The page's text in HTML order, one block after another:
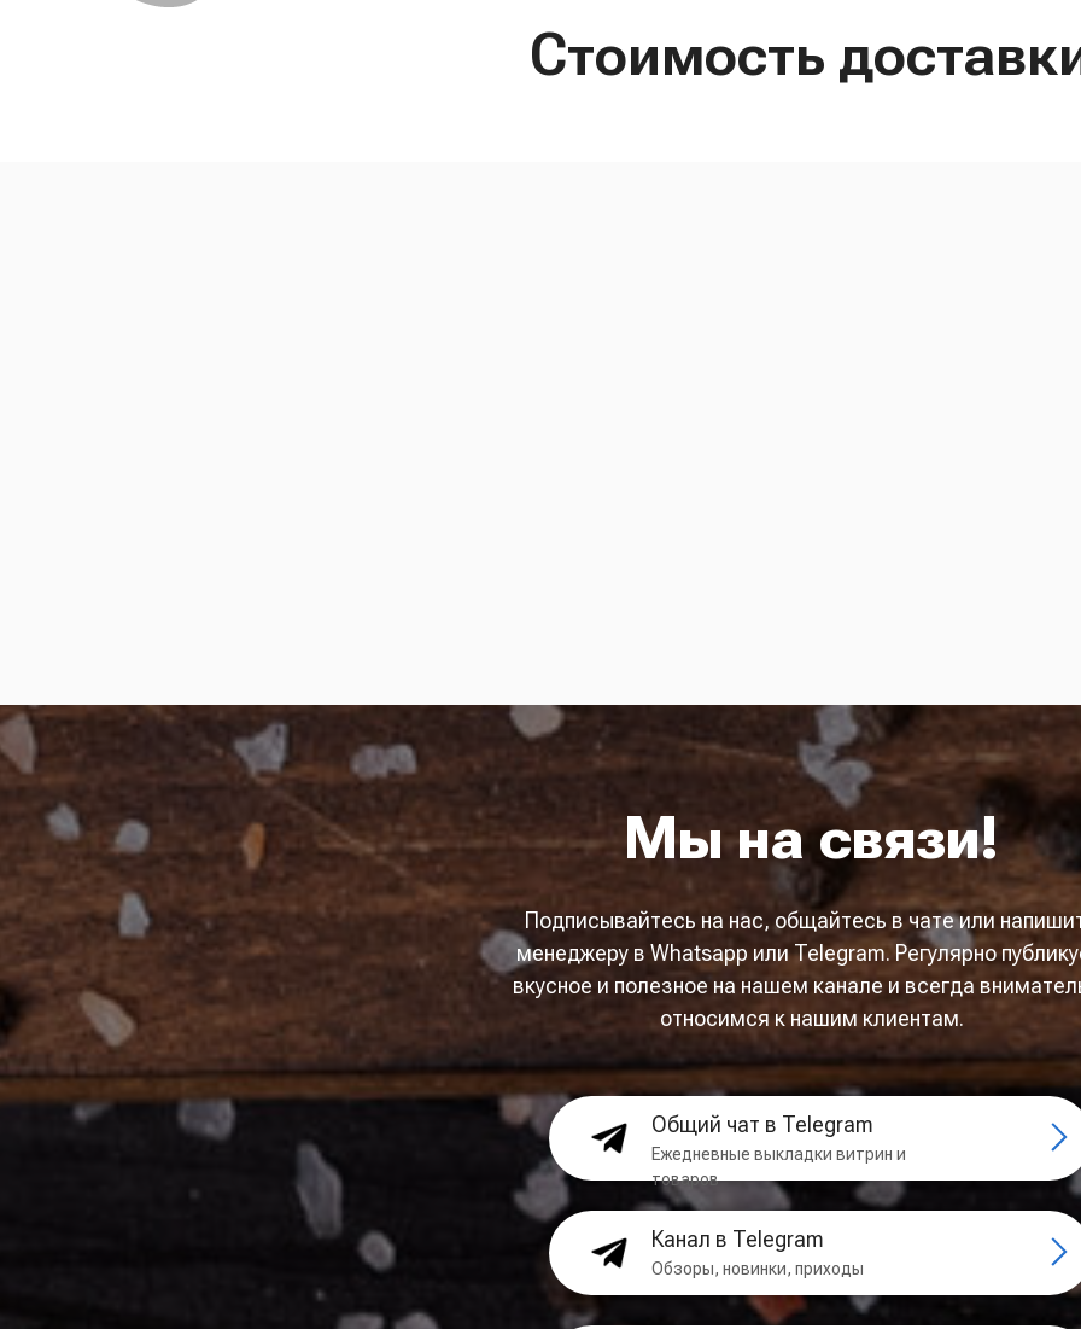
Стоимость
Мы на связи!
Подписывайтесь на нас, общайтесь в чате или
менеджеру в Whatsapp или Telegram. Регулярно
вкусное и полезное на нашем канале и всегда
относимся к нашим клиентам.
Общий чат в Telegram
Ежедневные выкладки витрин и
товаров
Канал в Telegram
Обзоры, новинки, приходы